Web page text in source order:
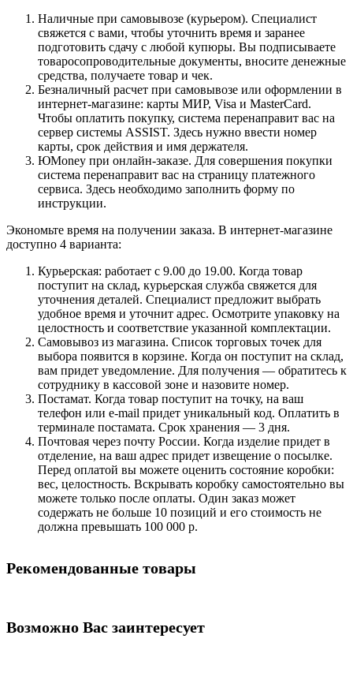
Наличные при самовывозе (курьером). Специалист
свяжется с вами, чтобы уточнить время и заранее
подготовить сдачу с любой купюры. Вы подписываете
товаросопроводительные документы, вносите денежные
средства, получаете товар и чек.
Безналичный расчет при самовывозе или оформлении в
интернет-магазине: карты МИР, Visa и MasterCard.
Чтобы оплатить покупку, система перенаправит вас на
сервер системы ASSIST. Здесь нужно ввести номер
карты, срок действия и имя держателя.
ЮMoney при онлайн-заказе. Для совершения покупки
система перенаправит вас на страницу платежного
сервиса. Здесь необходимо заполнить форму по
инструкции.
Экономьте время на получении заказа. В интернет-магазине
доступно 4 варианта:
Курьерская: работает с 9.00 до 19.00. Когда товар
поступит на склад, курьерская служба свяжется для
уточнения деталей. Специалист предложит выбрать
удобное время и уточнит адрес. Осмотрите упаковку на
целостность и соответствие указанной комплектации.
Самовывоз из магазина. Список торговых точек для
выбора появится в корзине. Когда он поступит на склад,
вам придет уведомление. Для получения — обратитесь к
сотруднику в кассовой зоне и назовите номер.
Постамат. Когда товар поступит на точку, на ваш
телефон или e-mail придет уникальный код. Оплатить в
терминале постамата. Срок хранения — 3 дня.
Почтовая через почту России. Когда изделие придет в
отделение, на ваш адрес придет извещение о посылке.
Перед оплатой вы можете оценить состояние коробки:
вес, целостность. Вскрывать коробку самостоятельно вы
можете только после оплаты. Один заказ может
содержать не больше 10 позиций и его стоимость не
должна превышать 100 000 р.
Рекомендованные товары
Возможно Вас заинтересует